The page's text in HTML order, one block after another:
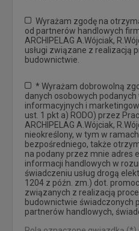
Wyrażam zgodę na
od partnerów handlowych
ARCHIPELAG A.Wójciak,
usługi związane z realizacją
budownictwie.
* Wyrażam dobrowolną
danych osobowych
informacyjnych i
ust. 1 pkt a) RODO) przez
ARCHIPELAG A.Wójciak,
nieokreślony, w tym w
bezpośredniego, także
na podany przez mnie adres
informacji handlowych w
świadczeniu usług drogą
1204 z późn. zm.) dot.
związanych z realizacją
budownictwie świadczonych
partnerów handlowych,